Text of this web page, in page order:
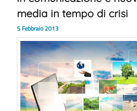
media in tempo di crisi
5 Febbraio 2013